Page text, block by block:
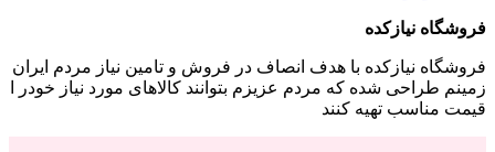
فروشگاه نیازکده
فروشگاه نیازکده با هدف انصاف در فروش و تامین نیاز مردم ایران
زمینم طراحی شده که مردم عزیزم بتوانند کالاهای مورد نیاز خودر ا
قیمت مناسب تهیه کنند